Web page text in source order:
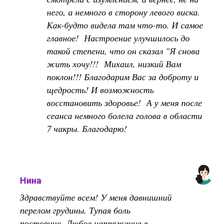
него, а немного в сторону левого виска.
Как-будто видела там что-то. И самое
главное! Настроение улучшилось до
такой степени, что он сказал "Я снова
жить хочу!!! Михаил, низкий Вам
поклон!!! Благодарим Вас за доброту и
щедрость! И возможность
восстановить здоровье! А у меня после
сеанса немного болела голова в области
7 чакры. Благодарю!
Нина
Здравствуйте всем! У меня давнишний
перелом грудины. Тупая боль